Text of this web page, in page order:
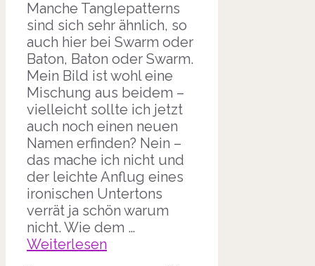
Manche Tanglepatterns
sind sich sehr ähnlich, so
auch hier bei Swarm oder
Baton, Baton oder Swarm.
Mein Bild ist wohl eine
Mischung aus beidem –
vielleicht sollte ich jetzt
auch noch einen neuen
Namen erfinden? Nein –
das mache ich nicht und
der leichte Anflug eines
ironischen Untertons
verrät ja schön warum
nicht. Wie dem …
Weiterlesen